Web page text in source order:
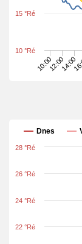
10:0012:0014:00
10 °Ré
15 °Ré
Dnes
22 °Ré
24 °Ré
26 °Ré
28 °Ré